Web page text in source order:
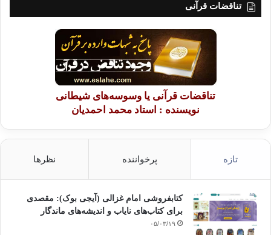
مي‌تواند جامعه تعالي يافته‌اي بسازند چنانچه مي‌فرمايد :
مشرق حق را ديد و عالم را نديد
غرب عالم را ديد و اندر وي
در سال 1931 اقبال در كنفرانسهاي ميزگردي كه به منظور طرح
نقشه‌هاي سياسي براي شبه قاره هند تشكيل مي‌شود شركت
جسته و طرح جمهوري فدراتيو هند را عرضه مي‌كند . تأكيد او بر
فرهنگي و سياسي و اقتصادي برخوردار شوند . و اين جاست كه
پاكستان معنايي نو مي‌يابد و اگر بخواهيم معماري براي پاكستان
تناقضات قرآنی
تناقضات قرآنی یا وسوسه‌های شیطانی
نویسنده : استاد محمد احمدیان
تازه پرخواننده نظرها
کتابفروشی امام غزالی (آیجی بوک): مقصدی
برای کتاب‌های نایاب و اندیشه‌های ماندگار
۰۵/۰۳/۱۹